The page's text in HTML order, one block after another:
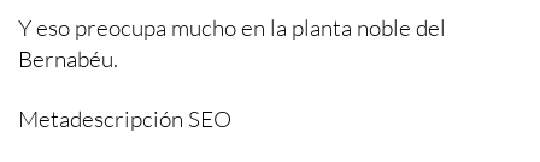
Y eso preocupa mucho en la planta noble del
Bernabéu.
Metadescripción SEO